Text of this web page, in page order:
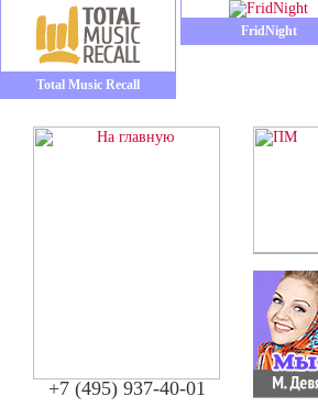
Total Music Recall
FridNight
+7 (495) 937-40-01